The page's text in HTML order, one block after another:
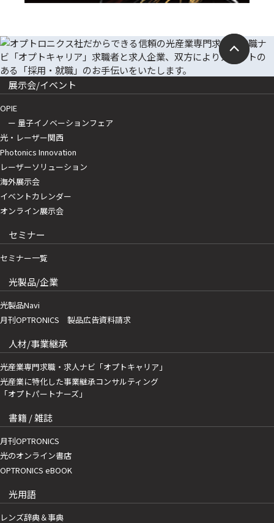
展示会/イベント
OPIE
ー 量子イノベーションフェア
光・レーザー関西
Photonics Innovation
レーザーソリューション
海外展示会
イベントカレンダー
オンライン展示会
セミナー
セミナー一覧
光製品/企業
光製品Navi
月刊OPTRONICS 製品広告資料請求
人材/事業継承
光産業専門求職・求人ナビ「オプトキャリア」
光産業に特化した事業継承コンサルティング
「オプトパートナーズ」
書籍 / 雑誌
月刊OPTRONICS
光のオンライン書店
OPTRONICS eBOOK
光用語
レンズ辞典＆事典